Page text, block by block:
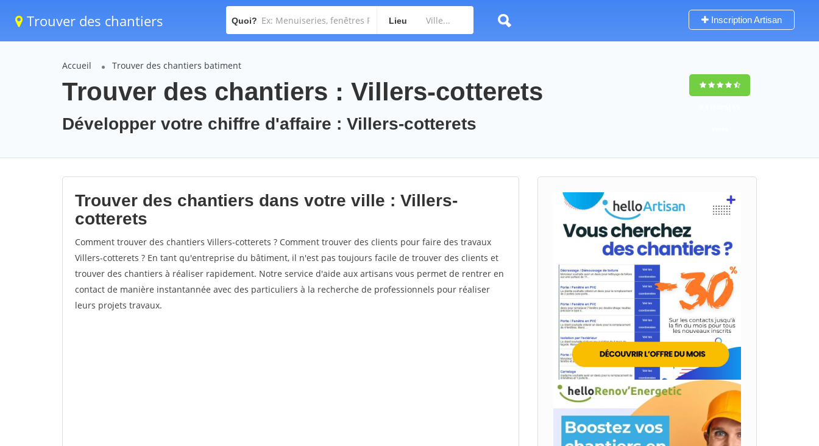
Trouver des chantiers Quoi? Lieu Inscription Artisan
Accueil Trouver des chantiers batiment
Trouver des chantiers : Villers-cotterets
Développer votre chiffre d'affaire : Villers-cotterets
Trouver des chantiers dans votre ville : Villers-
cotterets
Comment trouver des chantiers Villers-cotterets ? Comment trouver des clients pour faire des travaux
Villers-cotterets ? En tant qu'entreprise du bâtiment, il n'est pas toujours facile de trouver des clients et
trouver des chantiers à réaliser rapidement. Notre service d'aide aux artisans vous permet de rentrer en
contact de manière instantannée avec des particuliers à la recherche de professionnels pour réaliser
leurs projets travaux.